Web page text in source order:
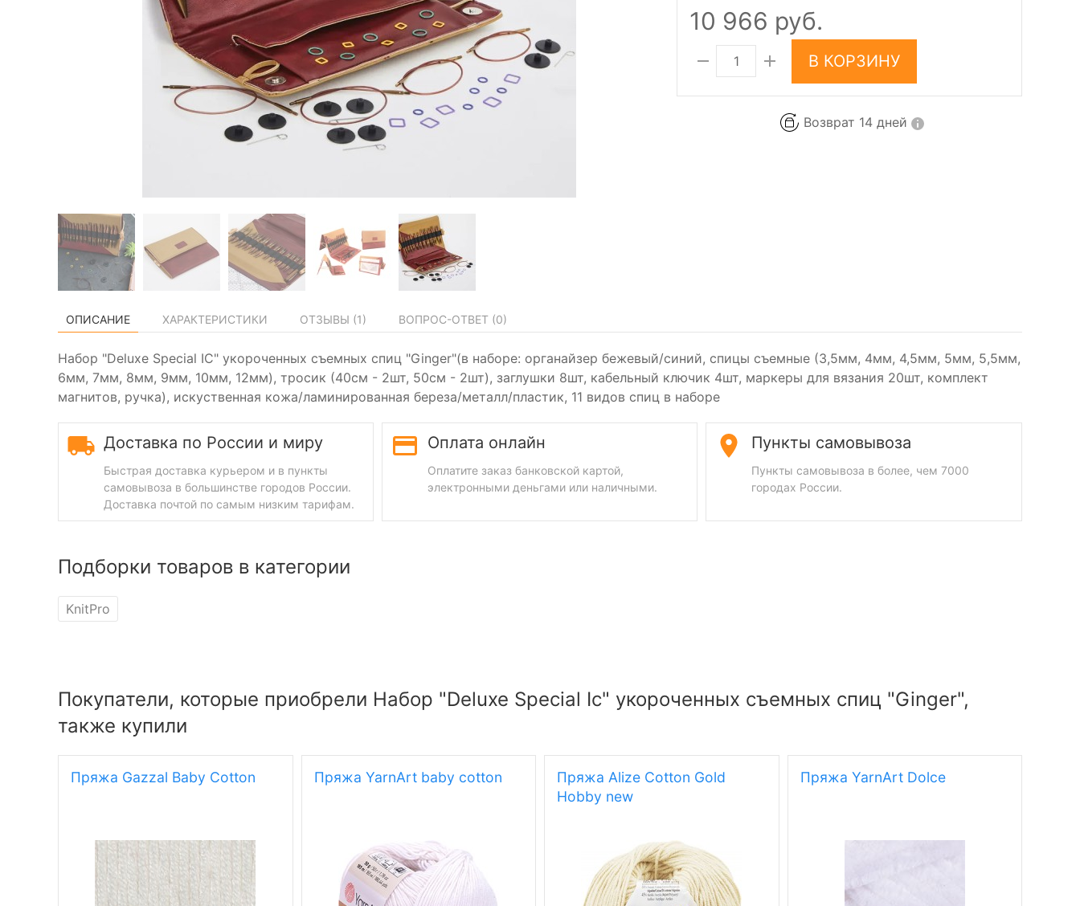
10 966 руб.
В КОРЗИНУ
Возврат 14 дней
ОПИСАНИЕ ХАРАКТЕРИСТИКИ ОТЗЫВЫ (1) ВОПРОС-ОТВЕТ (0)
Набор "Deluxe Special IC" укороченных съемных спиц "Ginger"(в наборе: органайзер бежевый/синий, спицы съемные (3,5мм, 4мм, 4,5мм, 5мм, 5,5мм,
6мм, 7мм, 8мм, 9мм, 10мм, 12мм), тросик (40см - 2шт, 50см - 2шт), заглушки 8шт, кабельный ключик 4шт, маркеры для вязания 20шт, комплект
магнитов, ручка), искуственная кожа/ламинированная береза/металл/пластик, 11 видов спиц в наборе
Доставка по России и миру
Быстрая доставка курьером и в пункты
самовывоза в большинстве городов России.
Доставка почтой по самым низким тарифам.
Оплата онлайн
Оплатите заказ банковской картой,
электронными деньгами или наличными.
Пункты самовывоза
Пункты самовывоза в более, чем 7000
городах России.
Подборки товаров в категории
KnitPro
Покупатели, которые приобрели Набор "Deluxe Special Ic" укороченных съемных спиц "Ginger",
также купили
Пряжа Gazzal Baby Cotton Пряжа YarnArt baby cotton
Пряжа Alize Cotton Gold
Hobby new
Пряжа YarnArt Dolce